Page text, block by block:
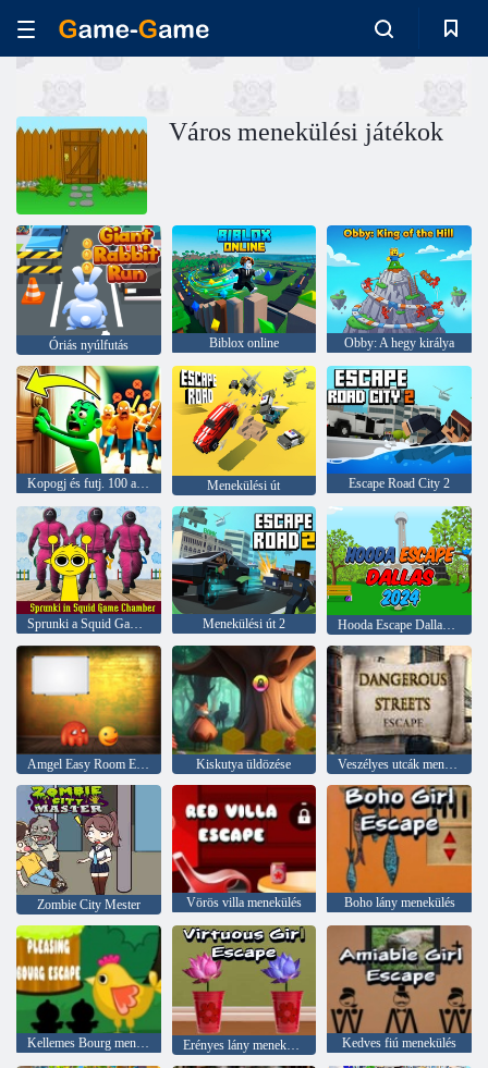
Város menekülési játékok
Óriás nyúlfutás Biblox online Obby: A hegy királya
Kopogj és futj. 100 ajtó menekül Menekülési út Escape Road City 2
Sprunki a Squid Game Chamberben Menekülési út 2 Hooda Escape Dallas 2024
Amgel Easy Room Escape 143 Kiskutya üldözése Veszélyes utcák menekülnek
Zombie City Mester Vörös villa menekülés Boho lány menekülés
Kellemes Bourg menekülés Erényes lány menekülés Kedves fiú menekülés